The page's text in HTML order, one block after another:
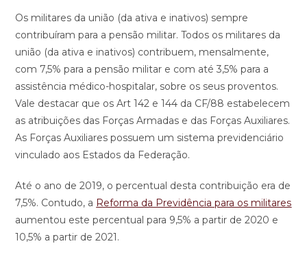
Os militares da união (da ativa e inativos) sempre
contribuíram para a pensão militar. Todos os militares da
união (da ativa e inativos) contribuem, mensalmente,
com 7,5% para a pensão militar e com até 3,5% para a
assistência médico-hospitalar, sobre os seus proventos.
Vale destacar que os Art 142 e 144 da CF/88 estabelecem
as atribuições das Forças Armadas e das Forças Auxiliares.
As Forças Auxiliares possuem um sistema previdenciário
vinculado aos Estados da Federação.
Até o ano de 2019, o percentual desta contribuição era de
7,5%. Contudo, a Reforma da Previdência para os militares
aumentou este percentual para 9,5% a partir de 2020 e
10,5% a partir de 2021.